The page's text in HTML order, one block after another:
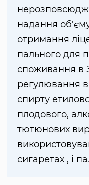
надання
отримання
пального для
споживання в
регулювання
спирту
плодового,
тютюнових
сигаретах , і